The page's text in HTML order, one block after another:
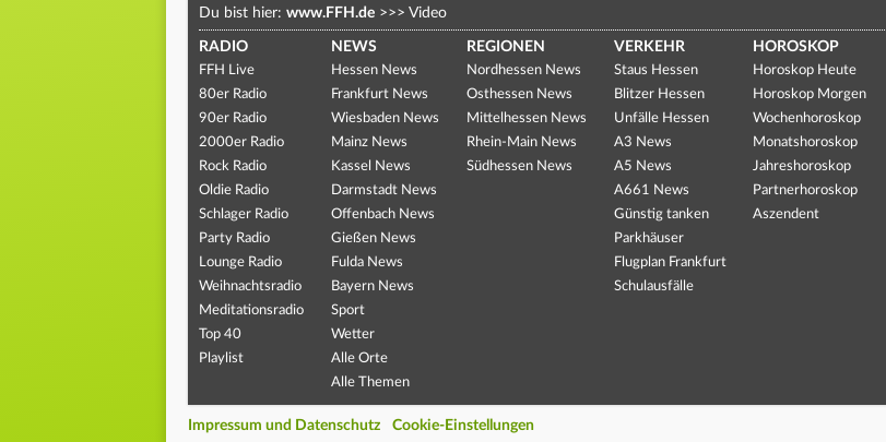
Du bist hier: www.FFH.de >>> Video
RADIO
FFH Live
80er Radio
90er Radio
2000er Radio
Rock Radio
Oldie Radio
Schlager Radio
Party Radio
Lounge Radio
Weihnachtsradio
Meditationsradio
Top 40
Playlist
NEWS
Hessen News
Frankfurt News
Wiesbaden News
Mainz News
Kassel News
Darmstadt News
Offenbach News
Gießen News
Fulda News
Bayern News
Sport
Wetter
Alle Orte
Alle Themen
REGIONEN
Nordhessen News
Osthessen News
Mittelhessen News
Rhein-Main News
Südhessen News
VERKEHR
Staus Hessen
Blitzer Hessen
Unfälle Hessen
A3 News
A5 News
A661 News
Günstig tanken
Parkhäuser
Flugplan Frankfurt
Schulausfälle
HOROSKOP
Horoskop Heute
Horoskop Morgen
Wochenhoroskop
Monatshoroskop
Jahreshoroskop
Partnerhoroskop
Aszendent
Impressum und Datenschutz Cookie-Einstellungen